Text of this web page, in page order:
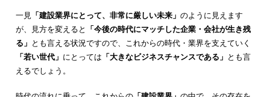
一見 「建設業界にとって、非常に厳しい未来」 のように見えます
が、見方を変えると
「今後の時代にマッチした企業・会社が生き残
る」 とも言える状況ですので、これからの時代・業界を支えていく
「若い世代」 にとっては 「大きなビジネスチャンスである」 とも言
えるでしょう。